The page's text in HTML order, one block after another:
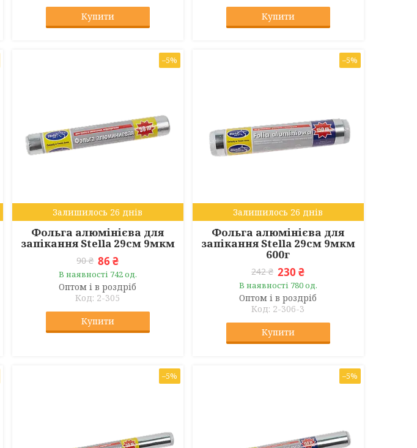
Купити
Купити
–5%
Залишилось 26 днів
Фольга алюмінієва для
запікання Stella 29см 9мкм
90 ₴ 86 ₴
В наявності 742 од.
Оптом і в роздріб
2-305
Купити
–5%
Залишилось 26 днів
Фольга алюмінієва для
запікання Stella 29см 9мкм
600г
242 ₴ 230 ₴
В наявності 780 од.
Оптом і в роздріб
2-306-3
Купити
–5% –5%